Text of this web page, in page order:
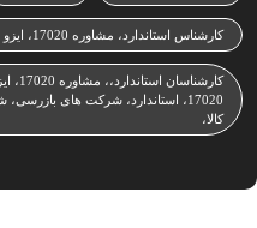
کارشناس استاندارد، مشاوره 17020، ایزو 17020،استاندارد
17020، استاندارد، شرکت های
کالا،